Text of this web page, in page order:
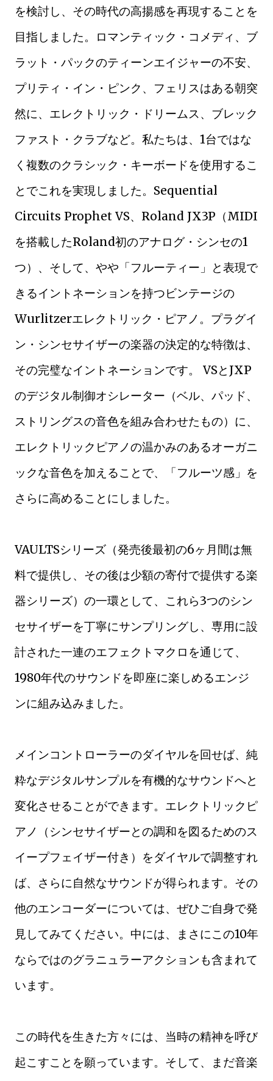
を検討し、その時代の高揚感を再現することを
目指しました。ロマンティック・コメディ、ブ
ラット・パックのティーンエイジャーの不安、
プリティ・イン・ピンク、フェリスはある朝突
然に、エレクトリック・ドリームス、ブレック
ファスト・クラブなど。私たちは、1台ではな
く複数のクラシック・キーボードを使用するこ
とでこれを実現しました。Sequential
Circuits Prophet VS、Roland JX3P（MIDI
を搭載したRoland初のアナログ・シンセの1
つ）、そして、やや「フルーティー」と表現で
きるイントネーションを持つビンテージの
Wurlitzerエレクトリック・ピアノ。プラグイ
ン・シンセサイザーの楽器の決定的な特徴は、
その完璧なイントネーションです。 VSとJXP
のデジタル制御オシレーター（ベル、パッド、
ストリングスの音色を組み合わせたもの）に、
エレクトリックピアノの温かみのあるオーガニ
ックな音色を加えることで、「フルーツ感」を
さらに高めることにしました。
VAULTSシリーズ（発売後最初の6ヶ月間は無
料で提供し、その後は少額の寄付で提供する楽
器シリーズ）の一環として、これら3つのシン
セサイザーを丁寧にサンプリングし、専用に設
計された一連のエフェクトマクロを通じて、
1980年代のサウンドを即座に楽しめるエンジ
ンに組み込みました。
メインコントローラーのダイヤルを回せば、純
粋なデジタルサンプルを有機的なサウンドへと
変化させることができます。エレクトリックピ
アノ（シンセサイザーとの調和を図るためのス
イープフェイザー付き）をダイヤルで調整すれ
ば、さらに自然なサウンドが得られます。その
他のエンコーダーについては、ぜひご自身で発
見してみてください。中には、まさにこの10年
ならではのグラニュラーアクションも含まれて
います。
この時代を生きた方々には、当時の精神を呼び
起こすことを願っています。そして、まだ音楽